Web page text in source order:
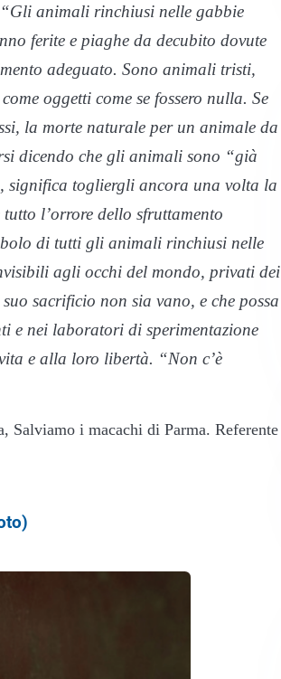
“Gli animali rinchiusi nelle gabbie
ferite e piaghe da decubito dovute
adeguato. Sono animali tristi,
oggetti come se fossero nulla. Se
la morte naturale per un animale da
dicendo che gli animali sono “già
significa togliergli ancora una volta la
l’orrore dello sfruttamento
di tutti gli animali rinchiusi nelle
agli occhi del mondo, privati dei
sacrificio non sia vano, e che possa
e nei laboratori di sperimentazione
e alla loro libertà. “Non c’è
Salviamo i macachi di Parma. Referente